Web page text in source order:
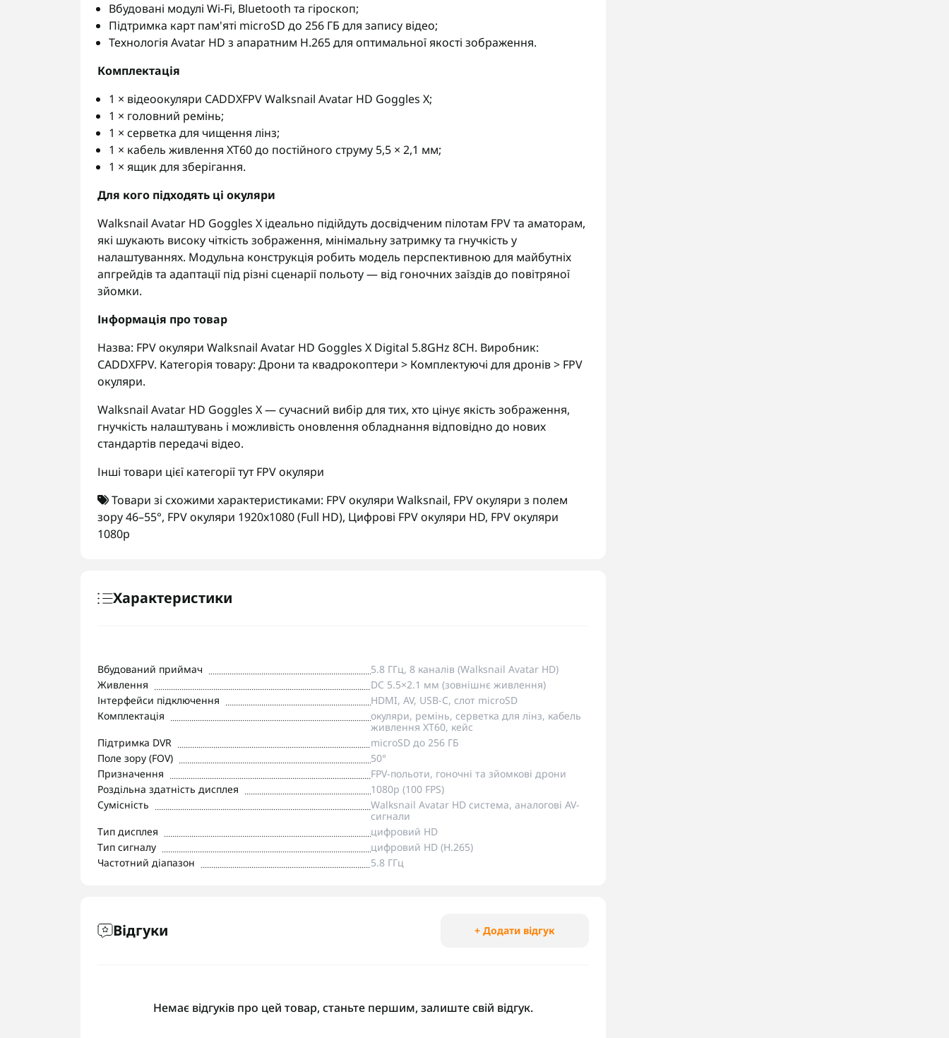
Вбудовані модулі Wi-Fi, Bluetooth та гіроскоп;
Підтримка карт пам'яті microSD до 256 ГБ для запису відео;
Технологія Avatar HD з апаратним H.265 для оптимальної якості зображення.
Комплектація
1 × відеоокуляри CADDXFPV Walksnail Avatar HD Goggles X;
1 × головний ремінь;
1 × серветка для чищення лінз;
1 × кабель живлення XT60 до постійного струму 5,5 × 2,1 мм;
1 × ящик для зберігання.
Для кого підходять ці окуляри
Walksnail Avatar HD Goggles X ідеально підійдуть досвідченим пілотам FPV та аматорам,
які шукають високу чіткість зображення, мінімальну затримку та гнучкість у
налаштуваннях. Модульна конструкція робить модель перспективною для майбутніх
апгрейдів та адаптації під різні сценарії польоту — від гоночних заїздів до повітряної
зйомки.
Інформація про товар
Назва: FPV окуляри Walksnail Avatar HD Goggles X Digital 5.8GHz 8CH. Виробник:
CADDXFPV. Категорія товару: Дрони та квадрокоптери > Комплектуючі для дронів > FPV
окуляри.
Walksnail Avatar HD Goggles X — сучасний вибір для тих, хто цінує якість зображення,
гнучкість налаштувань і можливість оновлення обладнання відповідно до нових
стандартів передачі відео.
Інші товари цієї категорії тутFPV окуляри
Товари зі схожими характеристиками: FPV окуляри Walksnail, FPV окуляри з полем
зору 46–55°, FPV окуляри 1920x1080 (Full HD), Цифрові FPV окуляри HD, FPV окуляри
1080p
Характеристики
Вбудований приймач
5.8 ГГц, 8 каналів (Walksnail Avatar HD)
Живлення
DC 5.5×2.1 мм (зовнішнє живлення)
Інтерфейси підключення
HDMI, AV, USB-C, слот microSD
Комплектація
окуляри, ремінь, серветка для лінз, кабель
живлення XT60, кейс
Підтримка DVR
microSD до 256 ГБ
Поле зору (FOV)
50°
Призначення
FPV-польоти, гоночні та зйомкові дрони
Роздільна здатність дисплея
1080p (100 FPS)
Сумісність
Walksnail Avatar HD система, аналогові AV-
сигнали
Тип дисплея
цифровий HD
Тип сигналу
цифровий HD (H.265)
Частотний діапазон
5.8 ГГц
Відгуки + Додати відгук
Немає відгуків про цей товар, станьте першим, залиште свій відгук.